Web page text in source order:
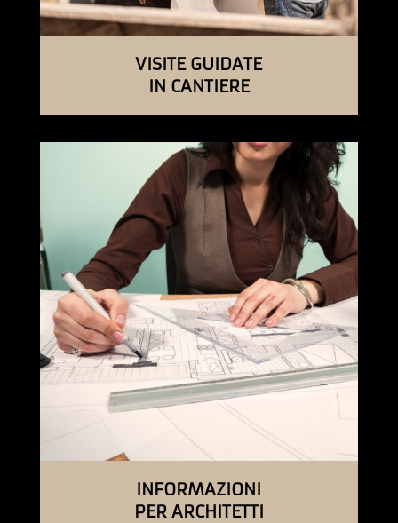
VISITE GUIDATE
IN CANTIERE
INFORMAZIONI
PER ARCHITETTI